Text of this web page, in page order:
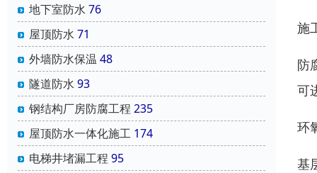
地下室防水 76
屋顶防水 71
外墙防水保温 48
隧道防水 93
钢结构厂房防腐工程 235
屋顶防水一体化施工 174
电梯井堵漏工程 95
施
防
可
环
基